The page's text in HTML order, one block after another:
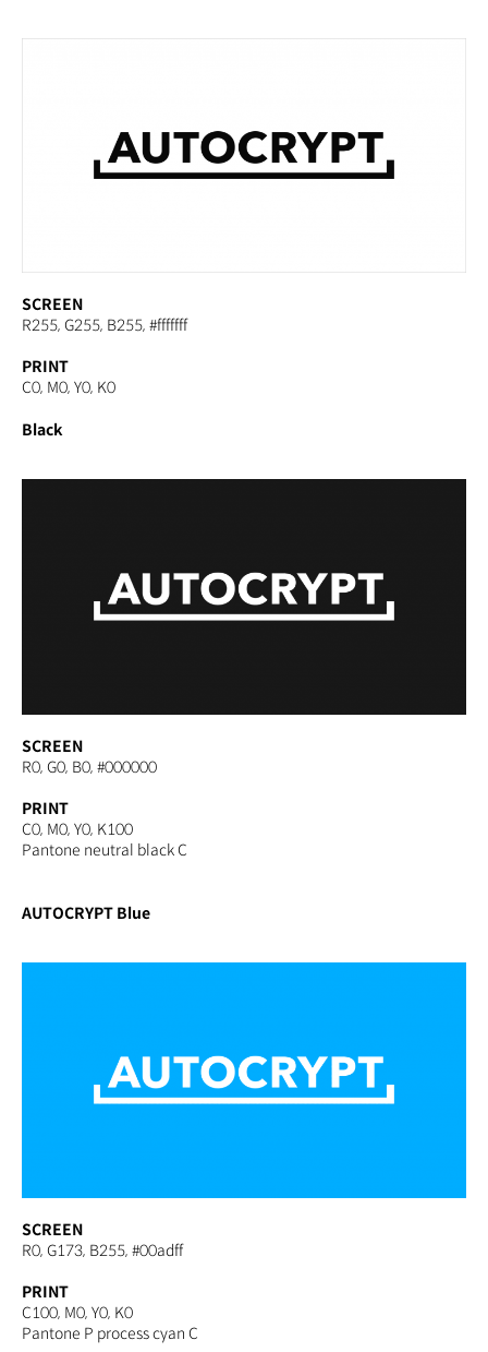
SCREEN
R255, G255, B255, #fffffff
PRINT
C0, M0, Y0, K0
Black
SCREEN
R0, G0, B0, #000000
PRINT
C0, M0, Y0, K100
Pantone neutral black C
AUTOCRYPT Blue
SCREEN
R0, G173, B255, #00adff
PRINT
C100, M0, Y0, K0
Pantone P process cyan C